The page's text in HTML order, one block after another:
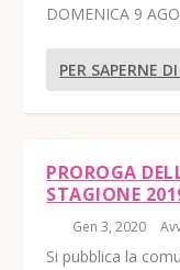
DOMENICA 9
PER SAPERNE
PROROGA
STAGIONE
Gen 3, 2020 |
Si pubblica la